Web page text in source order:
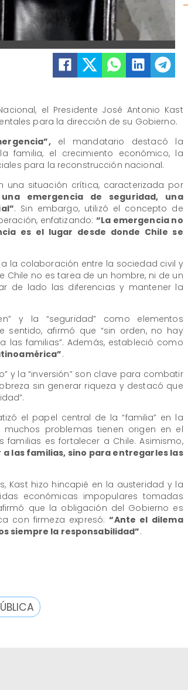
el Presidente José Antonio Kast
para la dirección de su Gobierno.
el mandatario destacó la
familia, el crecimiento económico, la
para la reconstrucción nacional.
una situación crítica, caracterizada por
emergencia de seguridad, una
. Sin embargo, utilizó el concepto de
enfatizando: “La emergencia no
es el lugar desde donde Chile se
la colaboración entre la sociedad civil y
no es tarea de un hombre, ni de un
de lado las diferencias y mantener la
y la “seguridad” como elementos
sentido, afirmó que “sin orden, no hay
las familias”. Además, estableció como
.
y la “inversión” son clave para combatir
sin generar riqueza y destacó que
el papel central de la “familia” en la
problemas tienen origen en el
es fortalecer a Chile. Asimismo,
a las familias, sino para entregarles las
Kast hizo hincapié en la austeridad y la
económicas impopulares tomadas
que la obligación del Gobierno es
con firmeza expresó:“Ante el dilema
siempre la responsabilidad”.